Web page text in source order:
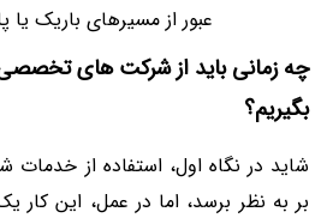
عبور از مسیرهای باریک یا
چه زمانی باید از شرکت های
بگیریم؟
شاید در نگاه اول، استفاده از
بر به نظر برسد، اما در عمل، این کار